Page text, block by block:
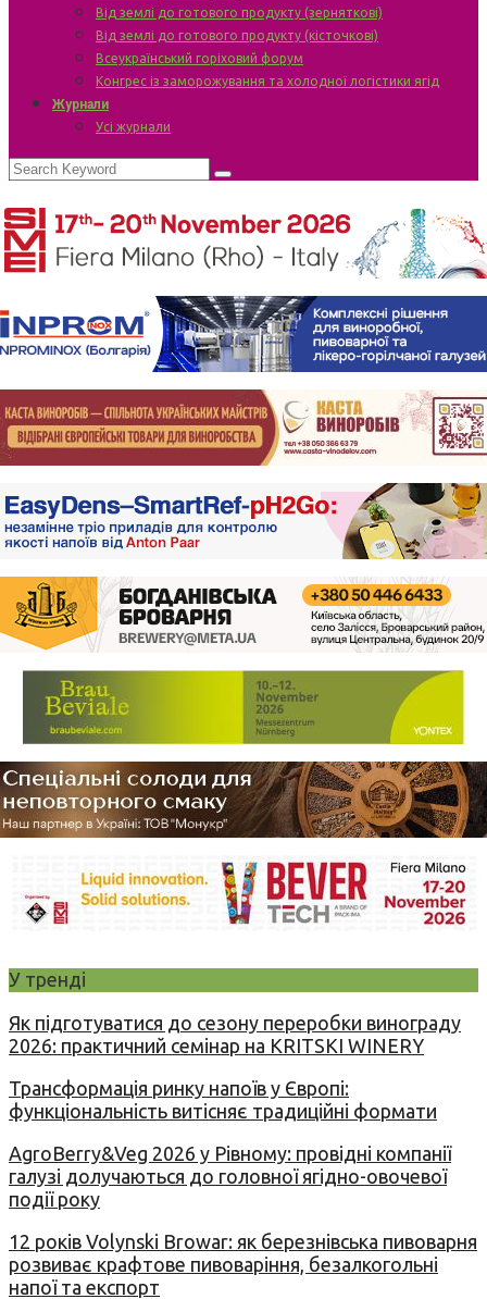
Від землі до готового продукту (зерняткові)
Від землі до готового продукту (кісточкові)
Всеукраїнський горіховий форум
Конгрес із заморожування та холодної логістики ягід
Журнали
Усі журнали
У тренді
Як підготуватися до сезону переробки винограду
2026: практичний семінар на KRITSKI WINERY
Трансформація ринку напоїв у Європі:
функціональність витісняє традиційні формати
AgroBerry&Veg 2026 у Рівному: провідні компанії
галузі долучаються до головної ягідно-овочевої
події року
12 років Volynski Browar: як березнівська пивоварня
розвиває крафтове пивоваріння, безалкогольні
напої та експорт